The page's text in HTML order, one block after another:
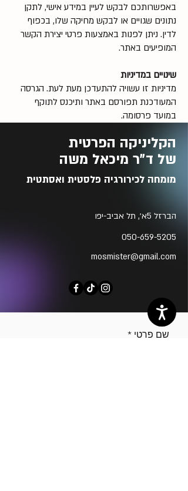
באפשרותכם לבקש לעיין במידע אישי, לתקן
נתונים שגויים או לבקש מחיקה שלו, בכפוף
לדין. ניתן לפנות באמצעות פרטי יצירת הקשר
המופיעים באתר.
שינויים במדיניות
מדיניות זו עשויה להתעדכן מעת לעת. הגרסה
המעודכנת תפורסם באתר ותיכנס לתוקף
במועד פרסומה.
הקליניקה הפרטית
של ד״ר מיכאל משה
מומחה לכירורגיה פלסטית ואסתטית
הברזל 5א׳, תל אביב-יפו
050-659-5205
mosmister@gmail.com
שם פרטי